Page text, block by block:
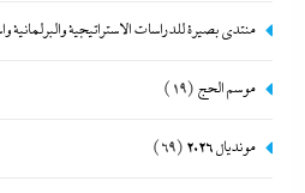
منتدى بصيرة للدراسات الاستراتيجية والبرلمانية
موسم الحج (19)
مونديال 2026 (69)